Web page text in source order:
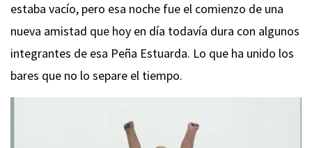
estaba vacío, pero esa noche fue el comienzo de una
nueva amistad que hoy en día todavía dura con algunos
integrantes de esa Peña Estuarda. Lo que ha unido los
bares que no lo separe el tiempo.